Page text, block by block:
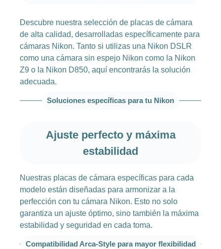
Descubre nuestra selección de placas de cámara
de alta calidad, desarrolladas específicamente para
cámaras Nikon. Tanto si utilizas una Nikon DSLR
como una cámara sin espejo Nikon como la Nikon
Z9 o la Nikon D850, aquí encontrarás la solución
adecuada.
Soluciones específicas para tu Nikon
Ajuste perfecto y máxima
estabilidad
Nuestras placas de cámara específicas para cada
modelo están diseñadas para armonizar a la
perfección con tu cámara Nikon. Esto no solo
garantiza un ajuste óptimo, sino también la máxima
estabilidad y seguridad en cada toma.
Compatibilidad Arca-Style para mayor flexibilidad